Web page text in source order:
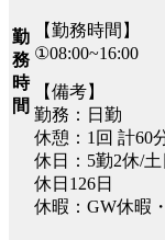
勤
務
時
間
【勤務時間】
①08:00~16:00
【備考】
勤務：日勤
休憩：1回 計60
休日：5勤2休/
休日126日
休暇：GW休暇